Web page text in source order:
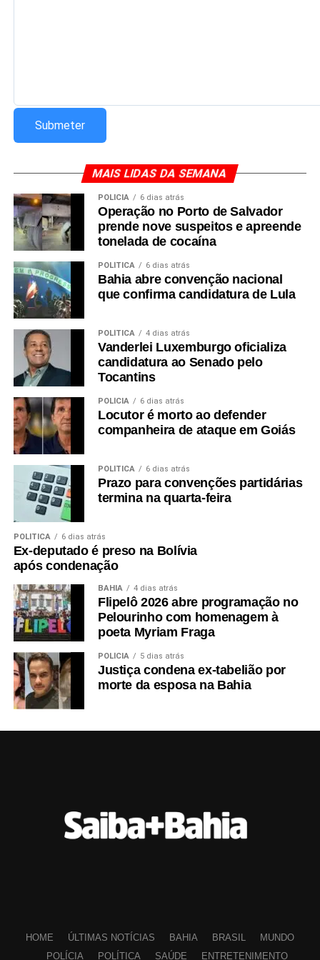
MAIS LIDAS DA SEMANA
POLÍCIA 6 dias atrás
Operação no Porto de Salvador
prende nove suspeitos e apreende
tonelada de cocaína
POLÍTICA 6 dias atrás
Bahia abre convenção nacional
que confirma candidatura de Lula
POLÍTICA 4 dias atrás
Vanderlei Luxemburgo oficializa
candidatura ao Senado pelo
Tocantins
POLÍCIA 6 dias atrás
Locutor é morto ao defender
companheira de ataque em Goiás
POLÍTICA 6 dias atrás
Prazo para convenções partidárias
termina na quarta-feira
POLÍTICA 6 dias atrás
Ex-deputado é preso na Bolívia
após condenação
BAHIA 4 dias atrás
Flipelô 2026 abre programação no
Pelourinho com homenagem à
poeta Myriam Fraga
POLÍCIA 5 dias atrás
Justiça condena ex-tabelião por
morte da esposa na Bahia
HOME ÚLTIMAS NOTÍCIAS BAHIA BRASIL
MUNDO
POLÍCIA
POLÍTICA SAÚDE ENTRETENIMENTO